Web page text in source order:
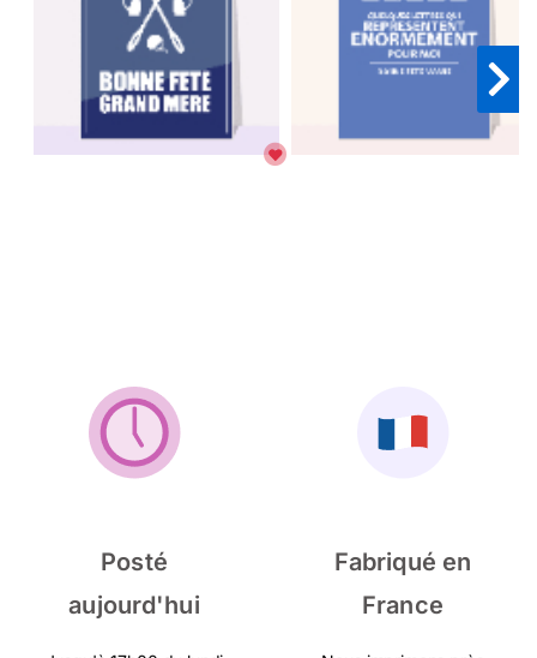
Posté
aujourd'hui
Fabriqué en
France